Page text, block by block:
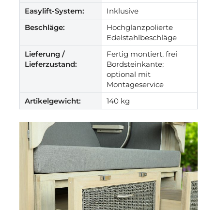
Easylift-System:
Inklusive
Beschläge:
Hochglanzpolierte
Edelstahlbeschläge
Lieferung /
Lieferzustand:
Fertig montiert, frei
Bordsteinkante;
optional mit
Montageservice
Artikelgewicht:
140 kg